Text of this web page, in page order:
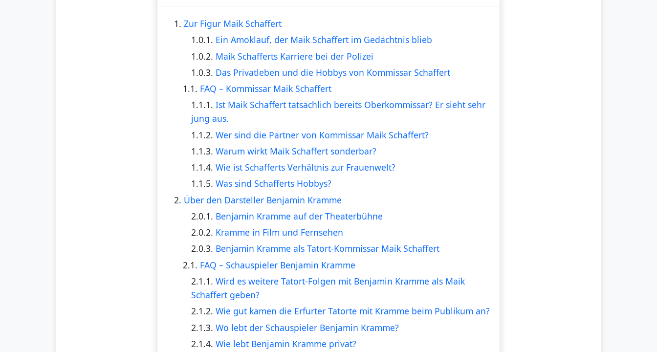
1. Zur Figur Maik Schaffert
1.0.1. Ein Amoklauf, der Maik Schaffert im Gedächtnis blieb
1.0.2. Maik Schafferts Karriere bei der Polizei
1.0.3. Das Privatleben und die Hobbys von Kommissar Schaffert
1.1. FAQ – Kommissar Maik Schaffert
1.1.1.Ist Maik Schaffert tatsächlich bereits Oberkommissar? Er sieht sehr
jung aus.
1.1.2.Wer sind die Partner von Kommissar Maik Schaffert?
1.1.3.Warum wirkt Maik Schaffert sonderbar?
1.1.4.Wie ist Schafferts Verhältnis zur Frauenwelt?
1.1.5.Was sind Schafferts Hobbys?
2. Über den Darsteller Benjamin Kramme
2.0.1. Benjamin Kramme auf der Theaterbühne
2.0.2. Kramme in Film und Fernsehen
2.0.3. Benjamin Kramme als Tatort-Kommissar Maik Schaffert
2.1. FAQ – Schauspieler Benjamin Kramme
2.1.1.Wird es weitere Tatort-Folgen mit Benjamin Kramme als Maik
Schaffert geben?
2.1.2.Wie gut kamen die Erfurter Tatorte mit Kramme beim Publikum an?
2.1.3.Wo lebt der Schauspieler Benjamin Kramme?
2.1.4.Wie lebt Benjamin Kramme privat?